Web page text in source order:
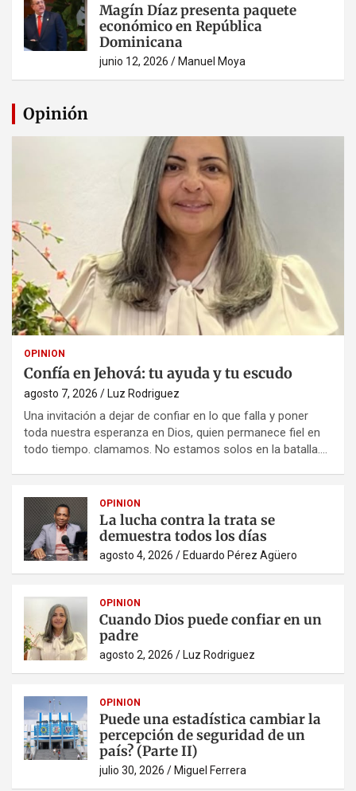
Magín Díaz presenta paquete
económico en República
Dominicana
junio 12, 2026 Manuel Moya
Opinión
OPINION
Confía en Jehová: tu ayuda y tu escudo
agosto 7, 2026 Luz Rodriguez
Una invitación a dejar de confiar en lo que falla y poner
toda nuestra esperanza en Dios, quien permanece fiel en
todo tiempo. clamamos. No estamos solos en la batalla.…
OPINION
La lucha contra la trata se
demuestra todos los días
agosto 4, 2026 Eduardo Pérez Agüero
OPINION
Cuando Dios puede confiar en un
padre
agosto 2, 2026 Luz Rodriguez
OPINION
Puede una estadística cambiar la
percepción de seguridad de un
país? (Parte II)
julio 30, 2026 Miguel Ferrera